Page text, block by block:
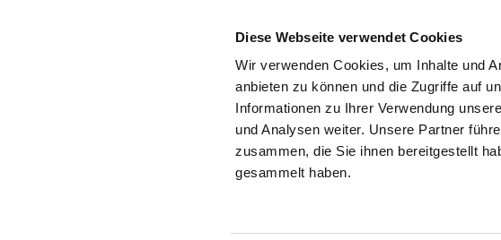
Diese Webseite verwendet Cookies
Wir verwenden Cookies, um Inhalte und
anbieten zu können und die Zugriffe auf
Informationen zu Ihrer Verwendung
und Analysen weiter. Unsere Partner
zusammen, die Sie ihnen bereitgestellt
gesammelt haben.
Zur Krankenhaus-Startseite